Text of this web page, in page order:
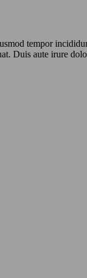
tempor
Duis aute irure